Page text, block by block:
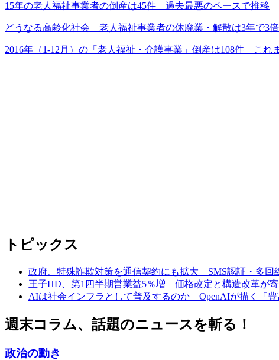
15年の老人福祉事業者の倒産は45件 過去最悪のペースで推移
どうなる高齢化社会 老人福祉事業者の休廃業・解散は3年で3
2016年（1-12月）の「老人福祉・介護事業」倒産は108件 これ
トピックス
政府、特殊詐欺対策を通信契約にも拡大 SMS認証・多回
王子HD、第1四半期営業益5％増 価格改定と構造改革が
AIは社会インフラとして普及するのか OpenAIが描く「豊
週末コラム、話題のニュースを斬る！
政治の動き